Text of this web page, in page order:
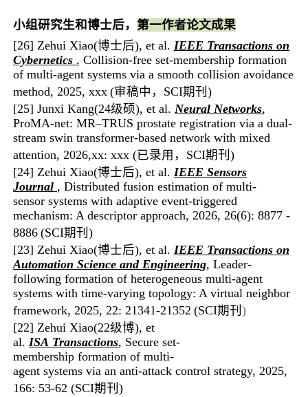
小组研究生和博士后，第一作者论文成果
[26] Zehui Xiao(博士后),et al. IEEE Transactions on
Cybernetics , Collision-free set-membership formation
of multi-agent systems via a smooth collision avoidance
method, 2025, xxx (审稿中 ，SCI期刊)
[25] Junxi Kang(24级硕),et al. Neural Networks,
ProMA-net: MR–TRUS prostate registration via a dual-
stream swintransformer-based network with mixed
attention, 2026,xx: xxx (已录用，SCI期刊)
[24] Zehui Xiao(博士后), et al. IEEE Sensors
Journal , Distributed fusion estimation of multi-
sensor systems with adaptive event-triggered
mechanism: A descriptor approach, 2026, 26(6): 8877 -
8886 (SCI期刊)
[23] Zehui Xiao(博士后), et al. IEEE Transactions on
Automation Science and Engineering, Leader-
following formation of heterogeneous multi-agent
systems with time-varying topology: A virtual neighbor
framework, 2025, 22: 21341-21352 (SCI期刊)
[22] Zehui Xiao(22级博), et
al. ISA Transactions, Secure set-
membership formation of multi-
agent systems via an anti-attack control strategy, 2025,
166: 53-62 (SCI期刊)